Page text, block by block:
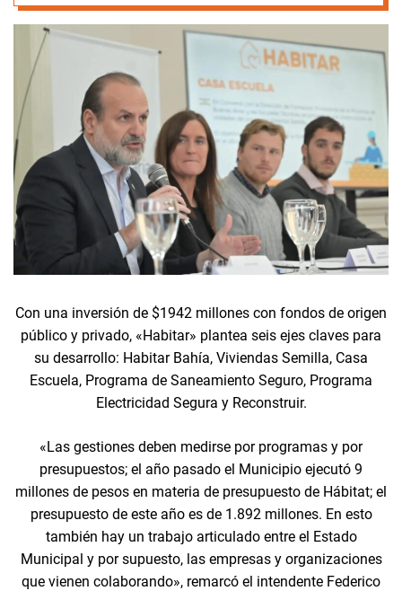
Con una inversión de $1942 millones con fondos de origen
público y privado, «Habitar» plantea seis ejes claves para
su desarrollo: Habitar Bahía, Viviendas Semilla, Casa
Escuela, Programa de Saneamiento Seguro, Programa
Electricidad Segura y Reconstruir.
«Las gestiones deben medirse por programas y por
presupuestos; el año pasado el Municipio ejecutó 9
millones de pesos en materia de presupuesto de Hábitat; el
presupuesto de este año es de 1.892 millones. En esto
también hay un trabajo articulado entre el Estado
Municipal y por supuesto, las empresas y organizaciones
que vienen colaborando», remarcó el intendente Federico